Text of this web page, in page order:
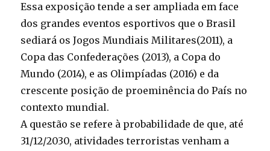
Essa exposição tende a ser ampliada em face
dos grandes eventos esportivos que o Brasil
sediará os Jogos Mundiais Militares(2011), a
Copa das Confederações (2013), a Copa do
Mundo (2014), e as Olimpíadas (2016) e da
crescente posição de proeminência do País no
contexto mundial.
A questão se refere à probabilidade de que, até
31/12/2030, atividades terroristas venham a